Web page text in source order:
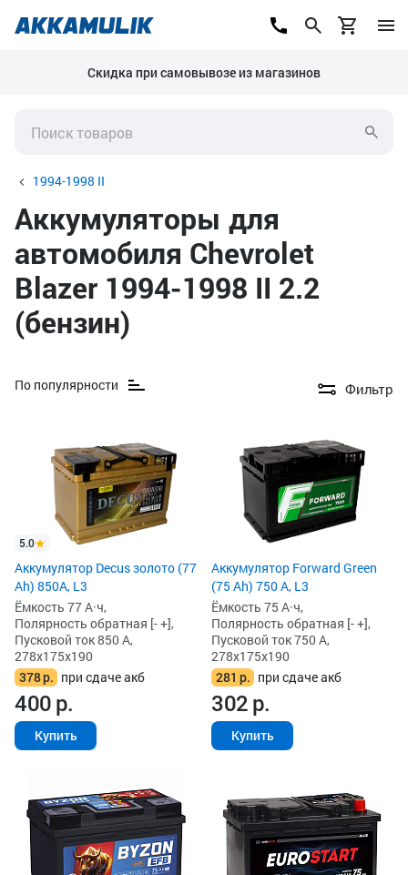
Скидка при самовывозе из магазинов
1994-1998 II
Аккумуляторы для
автомобиля Chevrolet
Blazer 1994-1998 II 2.2
(бензин)
По популярности Фильтр
5.0
Аккумулятор Decus золото (77
Ah) 850А, L3
Ёмкость 77 А·ч,
Полярность обратная [- +],
Пусковой ток 850 А,
278x175x190
378р. при сдаче акб
400р.
Купить
Аккумулятор Forward Green
(75 Ah) 750 А, L3
Ёмкость 75 А·ч,
Полярность обратная [- +],
Пусковой ток 750 А,
278x175x190
281 р. при сдаче акб
302р.
Купить